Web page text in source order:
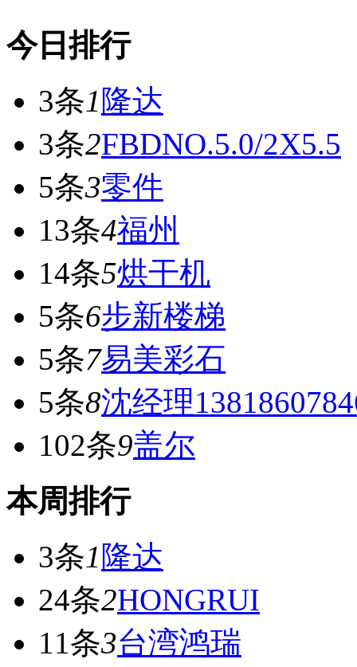
今日排行
3条1 隆达
3条2FBDNO.5.0/2X5.5
5条3零件
13条4福州
14条5烘干机
5条6步新楼梯
5条7易美彩石
5条8沈经理
102条9盖尔
本周排行
3条1 隆达
24条2HONGRUI
11条3台湾鸿瑞